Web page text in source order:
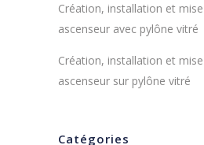
Création, installation et mise
ascenseur avec pylône vitré
Création, installation et mise
ascenseur sur pylône vitré
Catégories